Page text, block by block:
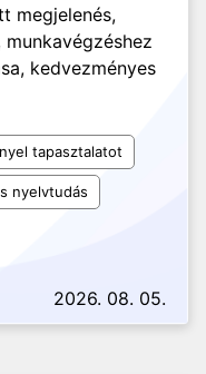
megjelenés,
kedvezményes
tapasztalatot
nyelvtudás
2026. 08. 05.